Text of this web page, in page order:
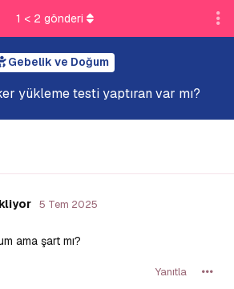
Gebelik ve Doğum
yükleme testi yaptıran var mı?
1 < 2 gönderi
5 Tem 2025
ama şart mı?
Yanıtla